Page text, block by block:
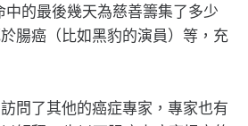
中的最後幾天為慈善籌集了多少
腸癌（比如黑豹的演員）等，充
問了其他的癌症專家，專家也有